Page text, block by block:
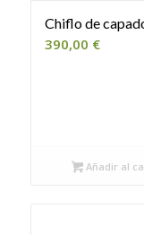
Chiflo de
390,00 €
Añadir al